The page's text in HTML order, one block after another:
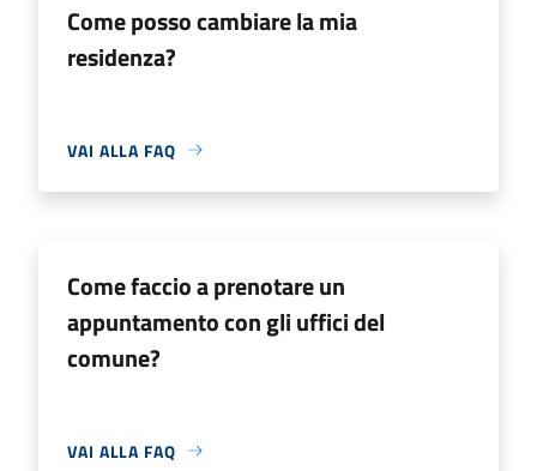
Come posso cambiare la mia
residenza?
VAI ALLA FAQ
Come faccio a prenotare un
appuntamento con gli uffici del
comune?
VAI ALLA FAQ